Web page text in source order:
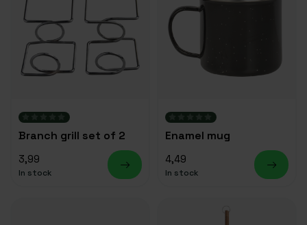
Branch grill set of 2
3,99
In stock
Enamel mug
4,49
In stock